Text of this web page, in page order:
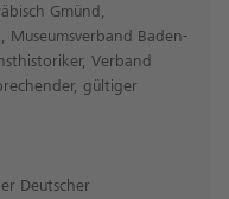
Gmünd,
Museumsverband Baden-
Verband
gültiger
Deutscher